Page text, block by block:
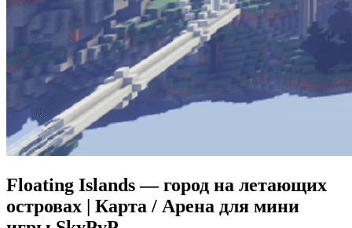
Floating Islands — город на летающих
островах | Карта / Арена для мини